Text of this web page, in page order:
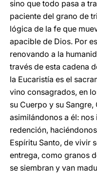
sino que todo pasa a
paciente del grano de
lógica de la fe que
apacible de Dios. Por
renovando a la
través de esta cadena
la Eucaristía es el
vino consagrados, en
su Cuerpo y su
asimilándonos a él:
redención,
Espíritu Santo, de vivir
entrega, como granos
se siembran y van